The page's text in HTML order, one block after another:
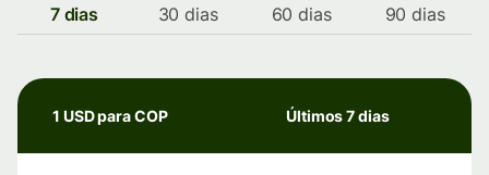
7 dias 30 dias 60 dias 90 dias
1 USD para COP Últimos 7 dias